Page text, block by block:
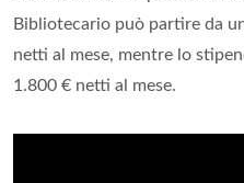
Bibliotecario può partire da
netti al mese, mentre lo
1.800 € netti al mese.